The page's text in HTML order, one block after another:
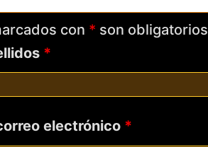
con * son obligatorios
*
electrónico *